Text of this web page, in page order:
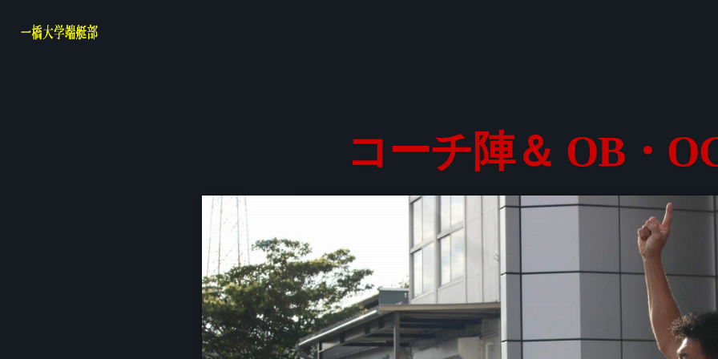
コーチ陣＆ OB・